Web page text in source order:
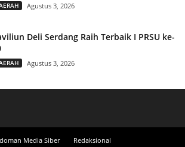
Agustus 3, 2026
Deli Serdang Raih Terbaik I PRSU ke-
Agustus 3, 2026
Media Siber Redaksional